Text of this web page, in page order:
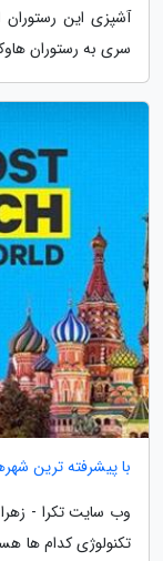
آشپزی این
سری به رستوران
با پیشرفته ترین
وب سایت تکرا -
تکنولوژی کدام ها